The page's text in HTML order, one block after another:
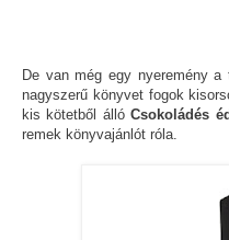
De van még egy nyeremény
nagyszerű könyvet fogok
kis kötetből állóCsokoládés
remek könyvajánlót róla.